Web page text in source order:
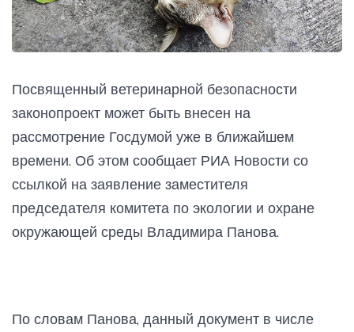
Посвященный ветеринарной безопасности
законопроект может быть внесен на
рассмотрение Госдумой уже в ближайшем
времени. Об этом сообщает РИА Новости со
ссылкой на заявление заместителя
председателя комитета по экологии и охране
окружающей среды Владимира Панова.
По словам Панова, данный документ в числе